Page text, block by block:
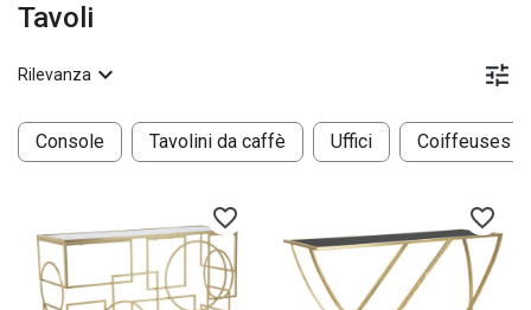
Tavoli

Rilevanza 
Console Tavolini da caffè Uffici Coiffeuses
favorite_border favorite_border